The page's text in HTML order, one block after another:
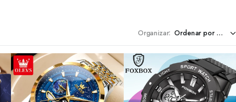
Organizar: